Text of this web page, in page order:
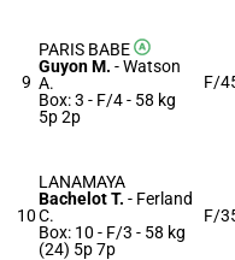
9
PARIS BABE
Guyon M. -Watson
A.
Box: 3 - F/4 - 58 kg
5p 2p
F/4
10
LANAMAYA
Bachelot T. - Ferland
C.
Box: 10 - F/3 - 58 kg
(24) 5p 7p
F/3